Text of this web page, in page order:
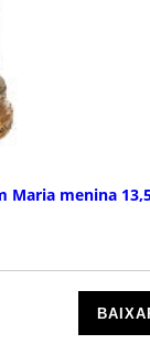
Maria menina